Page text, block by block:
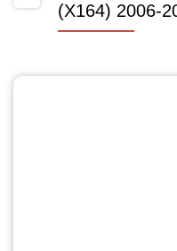
(X164) 2006-